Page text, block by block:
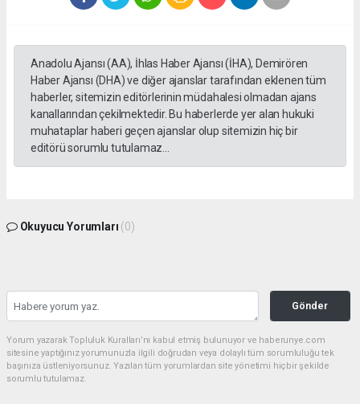
Anadolu Ajansı (AA), İhlas Haber Ajansı (İHA), Demirören
Haber Ajansı (DHA) ve diğer ajanslar tarafından eklenen tüm
haberler, sitemizin editörlerinin müdahalesi olmadan ajans
kanallarından çekilmektedir. Bu haberlerde yer alan hukuki
muhataplar haberi geçen ajanslar olup sitemizin hiç bir
editörü sorumlu tutulamaz...
Okuyucu Yorumları (0)
Gönder
Yorum yazarak Topluluk Kuralları’nı kabul etmiş bulunuyor ve haberunye.com
sitesine yaptığınız yorumunuzla ilgili doğrudan veya dolaylı tüm sorumluluğu tek
başınıza üstleniyorsunuz. Yazılan tüm yorumlardan site yönetimi hiçbir şekilde
sorumlu tutulamaz.